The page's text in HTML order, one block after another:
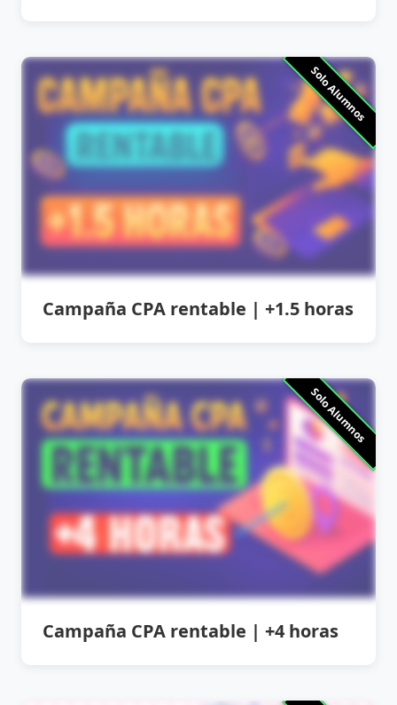
Solo Alumnos
Campaña CPA rentable | +1.5 horas
Solo Alumnos
Campaña CPA rentable | +4 horas